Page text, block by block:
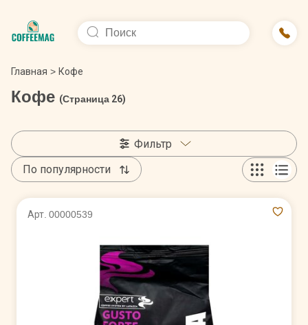
Главная > Кофе
Кофе (Страница 26)
Фильтр
По популярности
Арт. 00000539